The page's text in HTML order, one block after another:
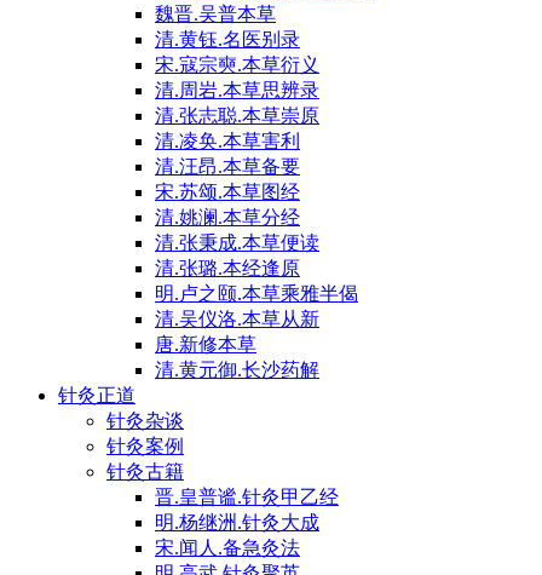
魏晋.吴普本草
清.黄钰.名医别录
宋.寇宗奭.本草衍义
清.周岩.本草思辨录
清.张志聪.本草崇原
清.凌奂.本草害利
清.汪昂.本草备要
宋.苏颂.本草图经
清.姚澜.本草分经
清.张秉成.本草便读
清.张璐.本经逢原
明.卢之颐.本草乘雅半偈
清.吴仪洛.本草从新
唐.新修本草
清.黄元御.长沙药解
针灸正道
针灸杂谈
针灸案例
针灸古籍
晋.皇普谧.针灸甲乙经
明.杨继洲.针灸大成
宋.闻人.备急灸法